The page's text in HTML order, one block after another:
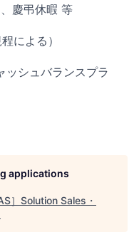
慶弔休暇 等
による）
ッシュバランスプラ
applications
］Solution Sales・